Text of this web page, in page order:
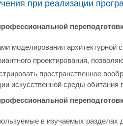
моделирования архитектурной
проектирования,
пространственное
искусственной среды обитания
в изучаемых разделах